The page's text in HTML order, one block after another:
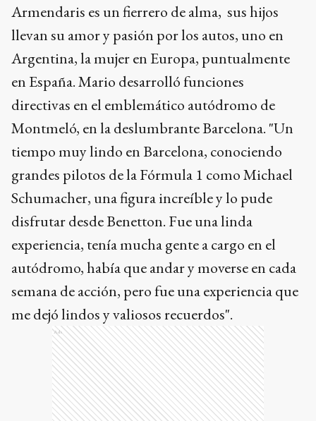
Armendaris es un fierrero de alma, sus hijos
llevan su amor y pasión por los autos, uno en
Argentina, la mujer en Europa, puntualmente
en España. Mario desarrolló funciones
directivas en el emblemático autódromo de
Montmeló, en la deslumbrante Barcelona. "Un
tiempo muy lindo en Barcelona, conociendo
grandes pilotos de la Fórmula 1 como Michael
Schumacher, una figura increíble y lo pude
disfrutar desde Benetton. Fue una linda
experiencia, tenía mucha gente a cargo en el
autódromo, había que andar y moverse en cada
semana de acción, pero fue una experiencia que
me dejó lindos y valiosos recuerdos".
Ads